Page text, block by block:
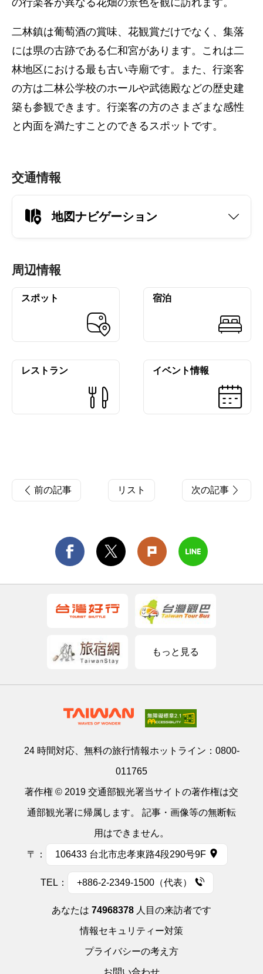
の行楽客が異なる花畑の景色を観に訪れます。
二林鎮は葡萄酒の賞味、花観賞だけでなく、集落
には県の古跡である仁和宮があります。これは二
林地区における最も古い寺廟です。また、行楽客
の方は二林公学校のホールや武徳殿などの歴史建
築も参観できます。行楽客の方のさまざまな感性
と内面を満たすことのできるスポットです。
交通情報
地図ナビゲーション
周辺情報
スポット 宿泊
レストラン イベント情報
前の記事 リスト 次の記事
もっと見る
24 時間対応、無料の旅行情報ホットライン： 0800-
011765
著作権 © 2019 交通部観光署当サイトの著作権は交
通部観光署に帰属します。 記事・画像等の無断転
用はできません。
〒： 106433 台北市忠孝東路4段290号9F
TEL： +886-2-2349-1500（代表）
あなたは 74968378 人目の来訪者です
情報セキュリティー対策
プライバシーの考え方
お問い合わせ